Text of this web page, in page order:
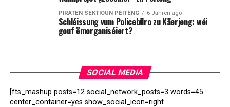
PIRATEN SEKTIOUN PÉITENG 6 Jahren ago
Schléissung vum Policebüro zu Käerjeng: wéi
gouf ëmorganiséiert?
SOCIAL MEDIA
[fts_mashup posts=12 social_network_posts=3 words=45
center_container=yes show_social_icon=right